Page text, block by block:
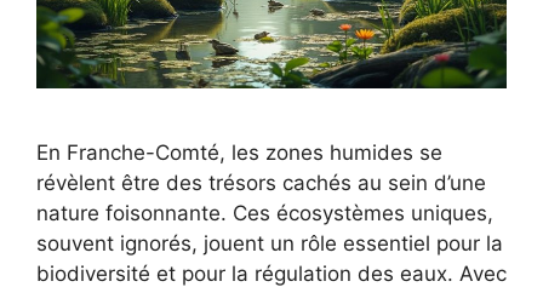
En Franche-Comté, les zones humides se
révèlent être des trésors cachés au sein d’une
nature foisonnante. Ces écosystèmes uniques,
souvent ignorés, jouent un rôle essentiel pour la
biodiversité et pour la régulation des eaux. Avec